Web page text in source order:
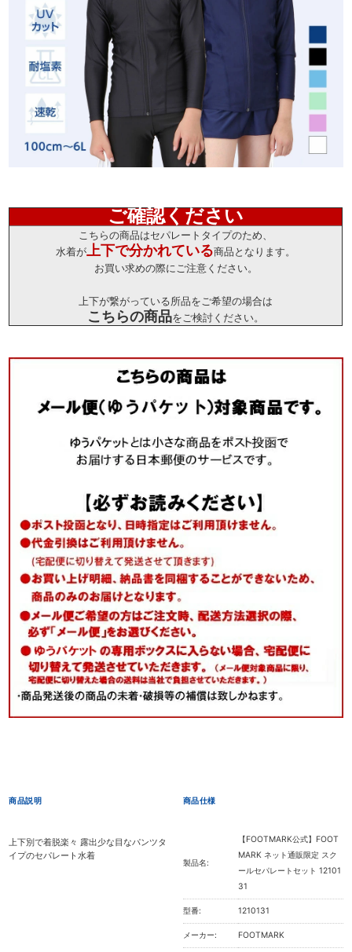
ご確認ください
こちらの商品はセパレートタイプのため、
水着が
上下で分かれている商品となります。
お買い求めの際にご注意ください。
上下が繋がっている所品をご希望の場合は
こちらの商品をご検討ください。
商品説明
上下別で着脱楽々 露出少な目なパンツタ
イプのセパレート水着
商品仕様
製品名:
【FOOTMARK公式】FOOT
MARK ネット通販限定 スク
ールセパレートセット 12101
31
型番: 1210131
メーカー: FOOTMARK